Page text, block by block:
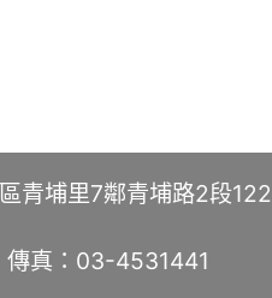
青埔里7鄰青埔路2段
真：03-4531441